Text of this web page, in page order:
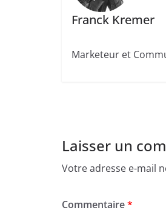
Franck Kremer
Marketeur et
Laisser un
Votre adresse e-mail
Commentaire*